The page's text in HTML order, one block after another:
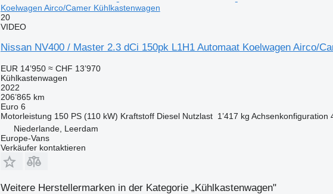
Koelwagen Airco/Camer Kühlkastenwagen
20
VIDEO
Nissan NV400 / Master 2.3 dCi 150pk L1H1 Automaat Koelwagen Airco/
EUR 14’950 ≈ CHF 13’970
Kühlkastenwagen
2022
206’865 km
Euro 6
Motorleistung 150 PS (110 kW) Kraftstoff Diesel Nutzlast 1’417 kg Achsenkonfiguration
Niederlande, Leerdam
Europe-Vans
Verkäufer kontaktieren
Weitere Herstellermarken in der Kategorie „Kühlkastenwagen"